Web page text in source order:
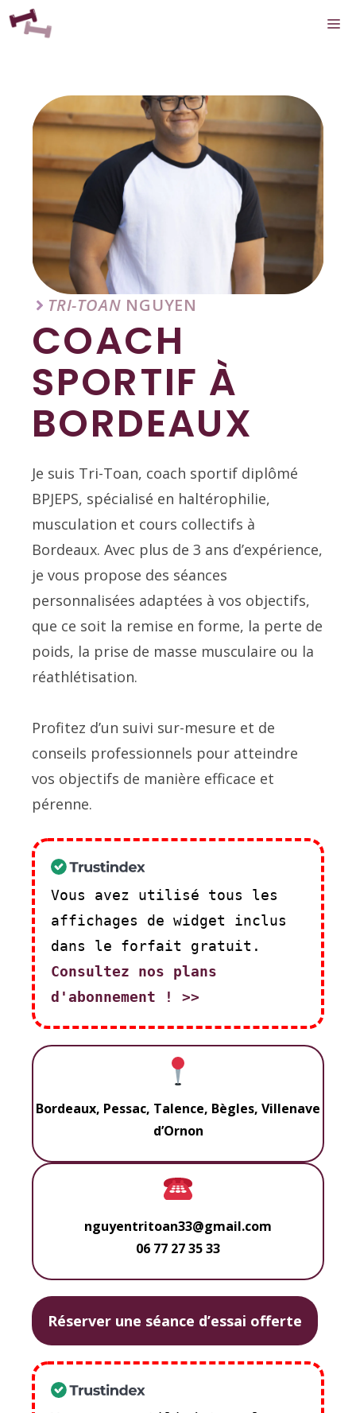
Aller
TRI-TOAN NGUYEN
COACH
SPORTIF À
BORDEAUX
Je suis Tri-Toan, coach sportif diplômé
BPJEPS, spécialisé en haltérophilie,
musculation et cours collectifs à
Bordeaux. Avec plus de 3 ans d’expérience,
je vous propose des séances
personnalisées adaptées à vos objectifs,
que ce soit la remise en forme, la perte de
poids, la prise de masse musculaire ou la
réathlétisation.
Profitez d’un suivi sur-mesure et de
conseils professionnels pour atteindre
vos objectifs de manière efficace et
pérenne.
Vous avez utilisé tous les
affichages de widget inclus
dans le forfait gratuit.
Consultez nos plans
d'abonnement ! >>
Bordeaux, Pessac, Talence, Bègles, Villenave
d’Ornon
nguyentritoan33@gmail.com
06 77 27 35 33
Réserver une séance d’essai offerte